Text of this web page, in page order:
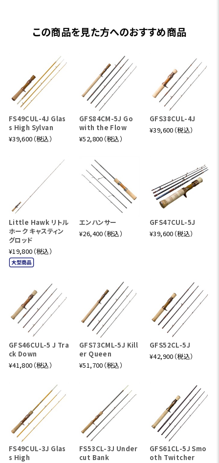
この商品を見た方へのおすすめ商品
FS49CUL-4J Glas
s High Sylvan
¥39,600（税込）
GFS84CM-5J Go
with the Flow
¥52,800（税込）
GFS38CUL-4J
¥39,600（税込）
Little Hawk リトル
ホーク キャスティン
グロッド
¥19,800（税込）
エンハンサー
¥26,400（税込）
GFS47CUL-5J
¥39,600（税込）
GFS46CUL-5 J Tra
ck Down
¥41,800（税込）
GFS73CML-5J Kill
er Queen
¥51,700（税込）
GFS52CL-5J
¥42,900（税込）
FS49CUL-3J Glas
s High
FS53CL-3J Under
cut Bank
GFS61CL-5J Smo
oth Twitcher